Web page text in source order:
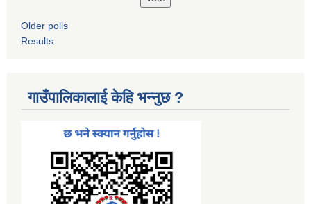
Older polls
Results
गाउँपालिकालाई केहि भन्नुछ ?